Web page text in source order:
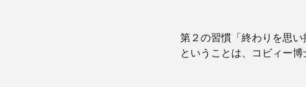
第２の習慣「終わりを思
ということは、コビィー